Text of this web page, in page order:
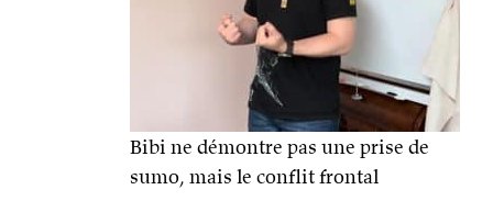
Bibi ne démontre pas une prise de
sumo, mais le conflit frontal